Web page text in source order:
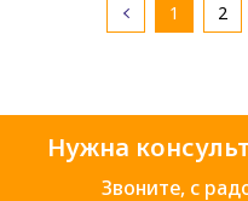
1 2
Нужна
Звоните, с